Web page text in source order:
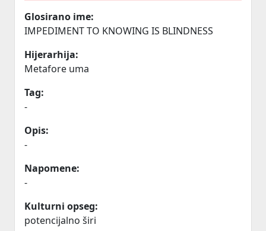
Glosirano ime:
IMPEDIMENT TO KNOWING IS BLINDNESS
Hijerarhija:
Metafore uma
Tag:
-
Opis:
-
Napomene:
-
Kulturni opseg:
potencijalno širi